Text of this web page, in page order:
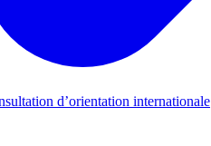
d’orientation internationale